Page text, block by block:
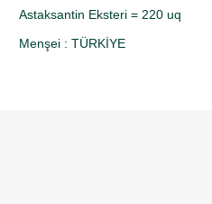
Astaksantin Eksteri = 220 uq
Menşei : TÜRKİYE